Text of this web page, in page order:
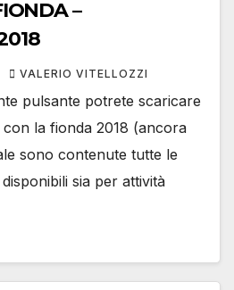
–
VALERIO VITELLOZZI
pulsante potrete scaricare
la fionda 2018 (ancora
sono contenute tutte le
sia per attività